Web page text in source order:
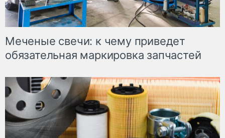
Меченые свечи: к чему приведет
обязательная маркировка запчастей